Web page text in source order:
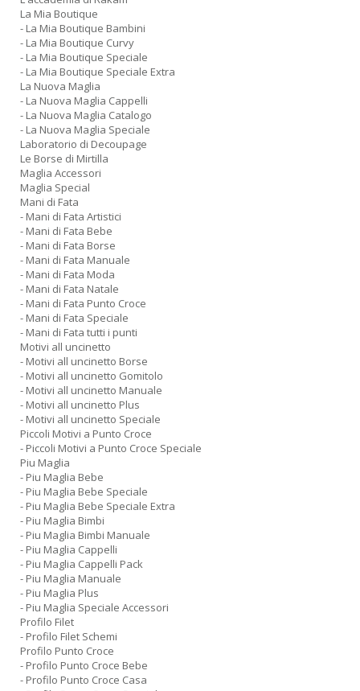
La Mia Boutique
- La Mia Boutique Bambini
- La Mia Boutique Curvy
- La Mia Boutique Speciale
- La Mia Boutique Speciale Extra
La Nuova Maglia
- La Nuova Maglia Cappelli
- La Nuova Maglia Catalogo
- La Nuova Maglia Speciale
Laboratorio di Decoupage
Le Borse di Mirtilla
Maglia Accessori
Maglia Special
Mani di Fata
- Mani di Fata Artistici
- Mani di Fata Bebe
- Mani di Fata Borse
- Mani di Fata Manuale
- Mani di Fata Moda
- Mani di Fata Natale
- Mani di Fata Punto Croce
- Mani di Fata Speciale
- Mani di Fata tutti i punti
Motivi all uncinetto
- Motivi all uncinetto Borse
- Motivi all uncinetto Gomitolo
- Motivi all uncinetto Manuale
- Motivi all uncinetto Plus
- Motivi all uncinetto Speciale
Piccoli Motivi a Punto Croce
- Piccoli Motivi a Punto Croce Speciale
Piu Maglia
- Piu Maglia Bebe
- Piu Maglia Bebe Speciale
- Piu Maglia Bebe Speciale Extra
- Piu Maglia Bimbi
- Piu Maglia Bimbi Manuale
- Piu Maglia Cappelli
- Piu Maglia Cappelli Pack
- Piu Maglia Manuale
- Piu Maglia Plus
- Piu Maglia Speciale Accessori
Profilo Filet
- Profilo Filet Schemi
Profilo Punto Croce
- Profilo Punto Croce Bebe
- Profilo Punto Croce Casa